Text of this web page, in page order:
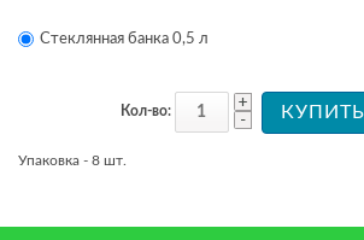
Стеклянная банка 0,5 л
Кол-во:
Упаковка - 8 шт.